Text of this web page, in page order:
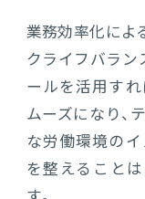
業務効率化によ
クライフバラン
ールを活用す
ムーズになり、
な労働環境の
を整えること